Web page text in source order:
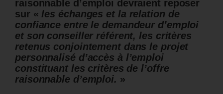
raisonnable d’emploi devraient reposer
sur « les échanges et la relation de
confiance entre le demandeur d’emploi
et son conseiller référent, les critères
retenus conjointement dans le projet
personnalisé d’accès à l’emploi
constituant les critères de l’offre
raisonnable d’emploi. »